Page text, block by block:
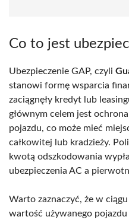
Co to jest
Ubezpieczenie GAP, czyli
stanowi formę wsparcia
zaciągnęły kredyt lub
głównym celem jest
pojazdu, co może mieć
całkowitej lub kradzieży.
kwotą odszkodowania
ubezpieczenia AC a
Warto zaznaczyć, że w
wartość używanego pojazdu